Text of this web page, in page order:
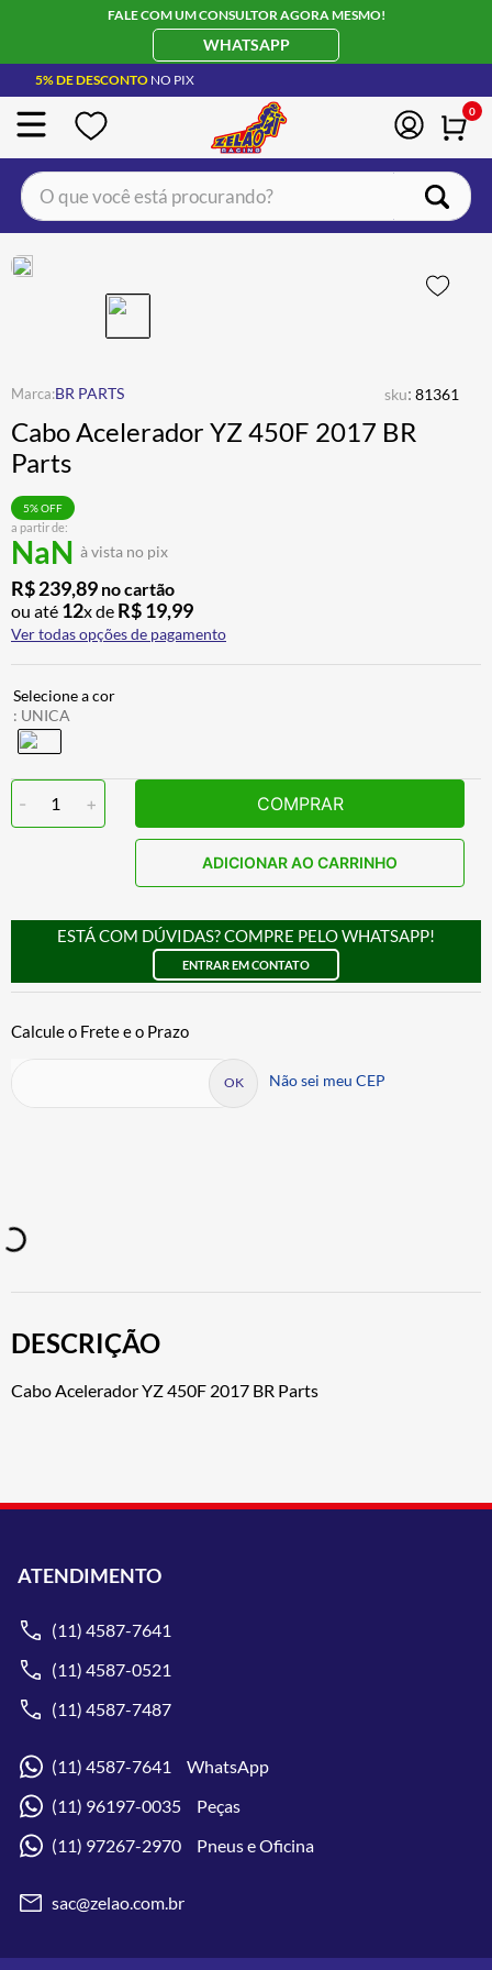
FALE COM UM CONSULTOR AGORA MESMO!
WHATSAPP
5% DE DESCONTO NO PIX
0
O que você está procurando?
BR PARTS sku: 81361
Cabo Acelerador YZ 450F 2017 BR
Parts
a partir de:
NaN à vista no pix
5% OFF
R$239,89 no cartão
ou até 12x de R$19,99
Ver todas opções de pagamento
: UNICA
- 1 + COMPRAR
ADICIONAR AO CARRINHO
ESTÁ COM DÚVIDAS? COMPRE PELO WHATSAPP!
ENTRAR EM CONTATO
Não sei meu CEP
DESCRIÇÃO
Cabo Acelerador YZ 450F 2017 BR Parts
ATENDIMENTO
(11) 4587-7641
(11) 4587-0521
(11) 4587-7487
(11) 4587-7641 WhatsApp
(11) 96197-0035 Peças
(11) 97267-2970 Pneus e Oficina
sac@zelao.com.br
BOTA
4º ÓCULOS SOLAR
5º LUVA
6 º
7º
8 º ALPINESTAR
9º AIROH
10º BOTAS